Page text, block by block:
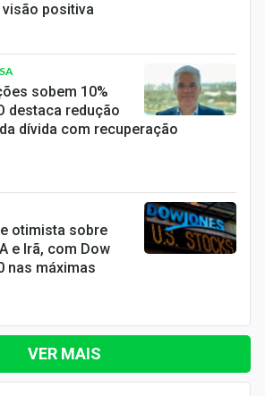
positiva
sobem 10%
destaca redução
dívida com recuperação
otimista sobre
e Irã, com Dow
nas máximas
VER MAIS